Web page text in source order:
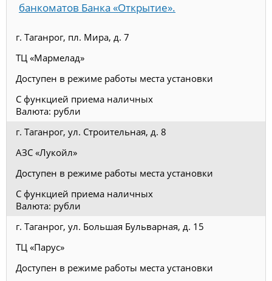
банкоматов Банка «Открытие».
г. Таганрог, пл. Мира, д. 7
ТЦ «Мармелад»
Доступен в режиме работы места установки
С функцией приема наличных
Валюта: рубли
г. Таганрог, ул. Строительная, д. 8
АЗС «Лукойл»
Доступен в режиме работы места установки
С функцией приема наличных
Валюта: рубли
г. Таганрог, ул. Большая Бульварная, д. 15
ТЦ «Парус»
Доступен в режиме работы места установки